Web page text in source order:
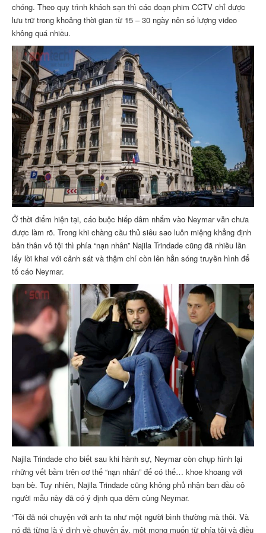
chóng. Theo quy trình khách sạn thì các đoạn phim CCTV chỉ được
lưu trữ trong khoảng thời gian từ 15 – 30 ngày nên số lượng video
không quá nhiều.
Ở thời điểm hiện tại, cáo buộc hiếp dâm nhắm vào Neymar vẫn chưa
được làm rõ. Trong khi chàng cầu thủ siêu sao luôn miệng khẳng định
bản thân vô tội thì phía “nạn nhân” Najila Trindade cũng đã nhiều lần
lấy lời khai với cảnh sát và thậm chí còn lên hẳn sóng truyền hình để
tố cáo Neymar.
Najila Trindade cho biết sau khi hành sự, Neymar còn chụp hình lại
những vết bầm trên cơ thể “nạn nhân” để có thể… khoe khoang với
bạn bè. Tuy nhiên, Najila Trindade cũng không phủ nhận ban đầu cô
người mẫu này đã có ý định qua đêm cùng Neymar.
“Tôi đã nói chuyện với anh ta như một người bình thường mà thôi. Và
nó đã từng là ý định về chuyện ấy, một mong muốn từ phía tôi và điều